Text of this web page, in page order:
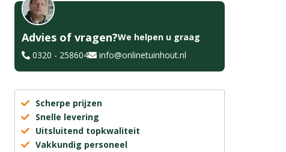
Advies of vragen?We helpen u graag
0320 - 258604
info@onlinetuinhout.nl
Scherpe prijzen
Snelle levering
Uitsluitend topkwaliteit
Vakkundig personeel